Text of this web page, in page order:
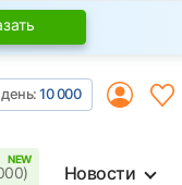
день:10 000
Новости